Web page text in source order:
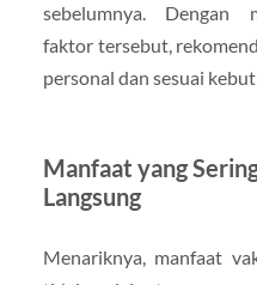
sebelumnya. Dengan
faktor tersebut,
personal dan sesuai
Manfaat yang
Langsung
Menariknya, manfaat